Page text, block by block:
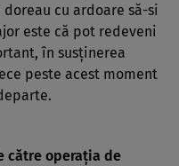
cu ardoare să-si
este că pot redeveni
în susţinerea
peste acest moment
către operaţia de